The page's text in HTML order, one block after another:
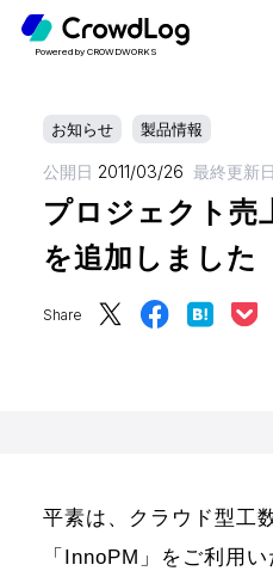
Powered by CROWDWORKS
お知らせ 製品情報
公開日 2011/03/26 最終更新日
プロジェクト売
を追加しました
Share
平素は、クラウド型工
「InnoPM」をご利用